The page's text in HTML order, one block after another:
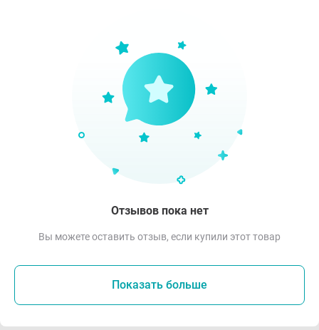
Отзывов пока нет
Вы можете оставить отзыв, если купили этот товар
Показать больше